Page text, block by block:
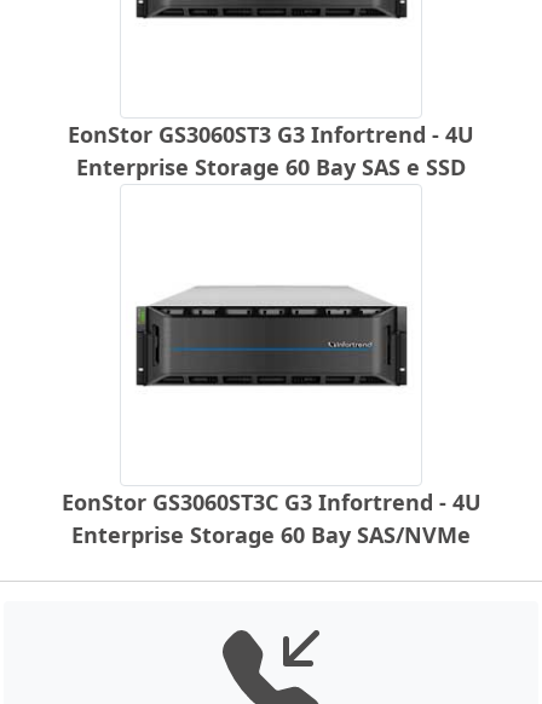
EonStor GS3060ST3 G3 Infortrend - 4U
Enterprise Storage 60 Bay SAS e SSD
EonStor GS3060ST3C G3 Infortrend - 4U
Enterprise Storage 60 Bay SAS/NVMe